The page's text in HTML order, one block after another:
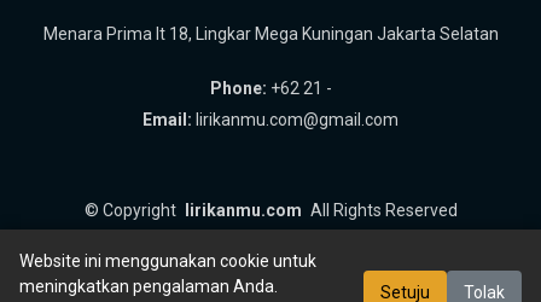
Menara Prima lt 18, Lingkar Mega Kuningan Jakarta Selatan
Phone: +62 21 -
Email: lirikanmu.com@gmail.com
© Copyright lirikanmu.com All Rights Reserved
Website ini menggunakan cookie untuk
meningkatkan pengalaman Anda.
Setuju Tolak